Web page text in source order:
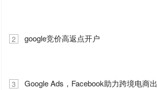
2 google竞价高返点开户
3
Google Ads，Facebook助力跨境电商出